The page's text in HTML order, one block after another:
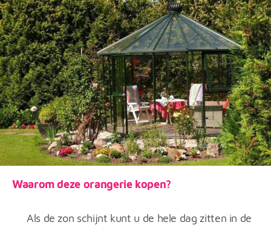
Waarom deze orangerie kopen?
Als de zon schijnt kunt u de hele dag zitten in de